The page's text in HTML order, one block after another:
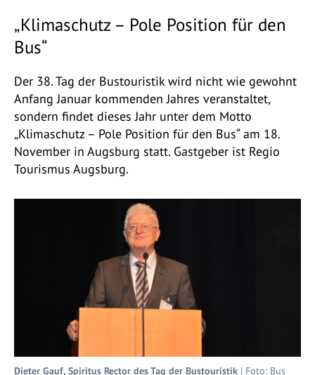
„Klimaschutz – Pole Position für den
Bus“
Der 38. Tag der Bustouristik wird nicht wie gewohnt
Anfang Januar kommenden Jahres veranstaltet,
sondern findet dieses Jahr unter dem Motto
„Klimaschutz – Pole Position für den Bus“ am 18.
November in Augsburg statt. Gastgeber ist Regio
Tourismus Augsburg.
Dieter Gauf, Spiritus Rector des Tag der Bustouristik | Foto: Bus